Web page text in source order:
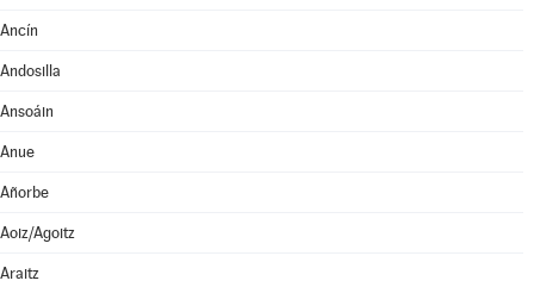
Ancín
Andosilla
Ansoáin
Anue
Añorbe
Aoiz/Agoitz
Araitz